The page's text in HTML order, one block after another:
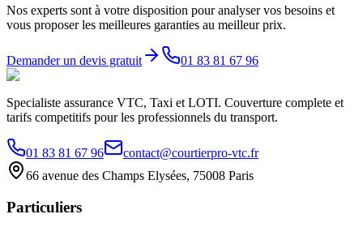
Nos experts sont à votre disposition pour analyser vos besoins et
vous proposer les meilleures garanties au meilleur prix.
Demander un devis gratuit 01 83 81 67 96
Specialiste assurance VTC, Taxi et LOTI. Couverture complete et
tarifs competitifs pour les professionnels du transport.
01 83 81 67 96
contact@courtierpro-vtc.fr
66 avenue des Champs Elysées, 75008 Paris
Particuliers